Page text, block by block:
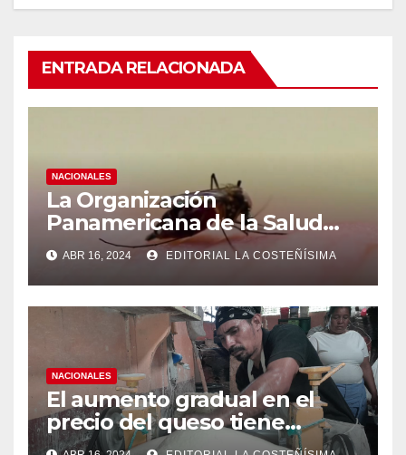
ENTRADA RELACIONADA
NACIONALES
La Organización
Panamericana de la Salud
(OPS), recomienda reforzar
medidas ante el aumento de
casos de dengue
ABR 16, 2024 EDITORIAL LA COSTEÑÍSIMA
NACIONALES
El aumento gradual en el
precio del queso tiene
efectos a las Panaderias